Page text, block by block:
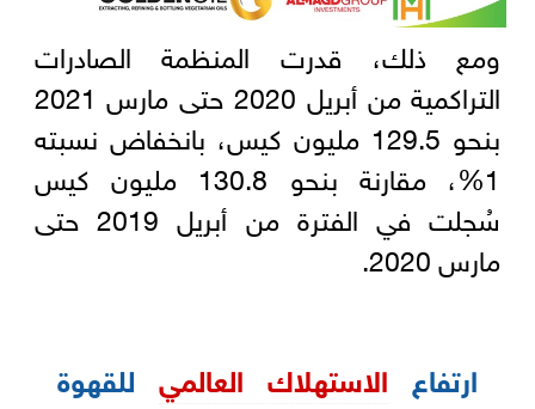
ومع ذلك، قدرت المنظمة الصادرات
التراكمية من أبريل 2020 حتى مارس 2021
بنحو 129.5 مليون كيس، بانخفاض نسبته
1%، مقارنة بنحو 130.8 مليون كيس
سُجلت في الفترة من أبريل 2019 حتى
مارس 2020.
ارتفاع الاستهلاك العالمي للقهوة